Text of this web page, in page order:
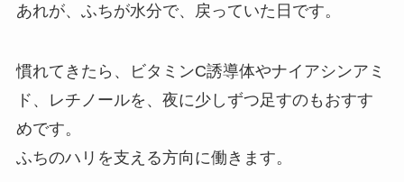
あれが、ふちが水分で、戻っていた日です。
慣れてきたら、ビタミンC誘導体やナイアシンアミ
ド、レチノールを、夜に少しずつ足すのもおすす
めです。
ふちのハリを支える方向に働きます。